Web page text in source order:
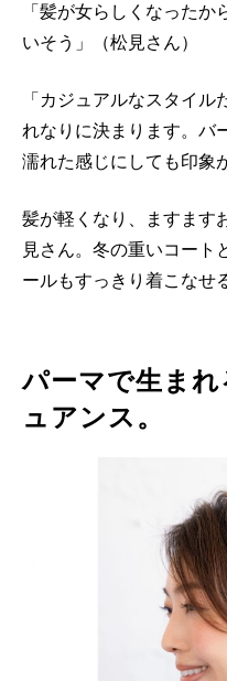
「髪が女らしくなった
いそう」（松見さん）
「カジュアルなスタイ
れなりに決まります。バ
濡れた感じにしても印象
髪が軽くなり、ますます
見さん。冬の重いコート
ールもすっきり着こなせ
パーマで生ま
ュアンス。